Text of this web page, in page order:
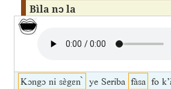
Bìla nɔ la
Kɔngɔ ni sɛ̀gɛn ̀ ye Seriba fàsa fo